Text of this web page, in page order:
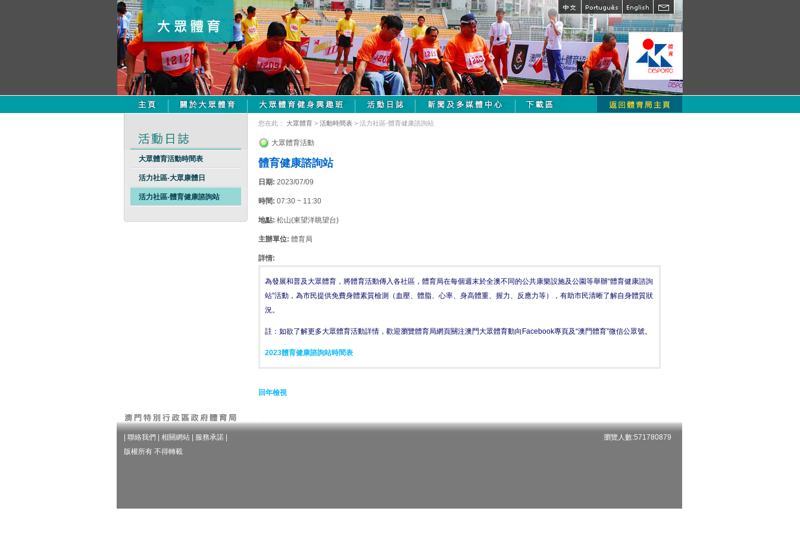
大眾體育活動時間表
活力社區-大眾康體日
活力社區-體育健康諮詢站
您在此： 大眾體育 > 活動時間表 > 活力社區-體育健康諮詢站
大眾體育活動
體育健康諮詢站
日期: 2023/07/09
時間: 07:30 ~ 11:30
地點: 松山(東望洋眺望台)
主辦單位: 體育局
詳情:
為發展和普及大眾體育，將體育活動傳入各社區，體育局在每個週末於全澳不同的公共康樂設施及公園等舉辦“體育健康諮詢
站”活動，為市民提供免費身體素質檢測（血壓、體脂、心率、身高體重、握力、反應力等），有助市民清晰了解自身體質狀
況。
註：如欲了解更多大眾體育活動詳情，歡迎瀏覽體育局網頁關注澳門大眾體育動向Facebook專頁及“澳門體育”微信公眾號。
2023體育健康諮詢站時間表
回年檢視
聯絡我們 相關網站 服務承諾
版權所有 不得轉載
瀏覽人數:571780879